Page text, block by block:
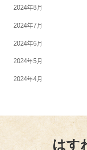
2024年8月
2024年7月
2024年6月
2024年5月
2024年4月
はす